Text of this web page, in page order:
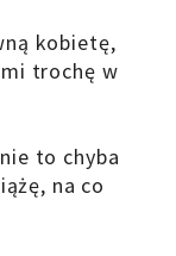
kobietę,
trochę w
to chyba
na co